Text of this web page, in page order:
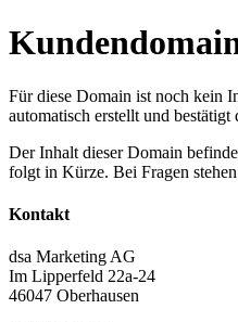
Für diese Domain ist noch kein
automatisch erstellt und
Der Inhalt dieser Domain
folgt in Kürze. Bei Fragen
Kontakt
dsa Marketing AG
Im Lipperfeld 22a-24
46047 Oberhausen